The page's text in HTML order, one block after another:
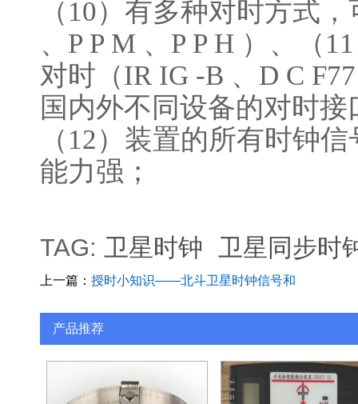
（10）有多种对时方式
、P P M 、P P H ）、（
对时（IR IG -B 、D C
国内外不同设备的对时接
（12）装置的所有时钟
能力强；
TAG: 卫星时钟 卫星同步时
上一篇： 授时小知识——北斗卫星时钟信号和
GPS卫星信号谁更强？
产品推荐